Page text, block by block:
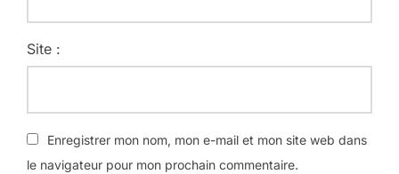
Site :
Enregistrer mon nom, mon e-mail et mon site web dans
le navigateur pour mon prochain commentaire.